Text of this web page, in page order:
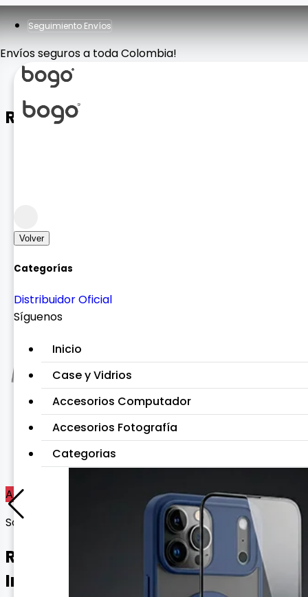
Seguimiento Envíos
Envíos seguros a toda Colombia!
Volver
Categorías
Distribuidor Oficial
Síguenos
Inicio
Case y Vidrios
Accesorios Computador
Accesorios Fotografía
Categorias
Reproductor MP4 Memoria
Agotado
Sonido Auricular
Reproductor MP4 con Memoria
Interna de 16 GB